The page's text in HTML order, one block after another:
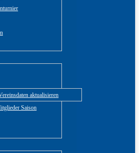
aktualisieren
Saison